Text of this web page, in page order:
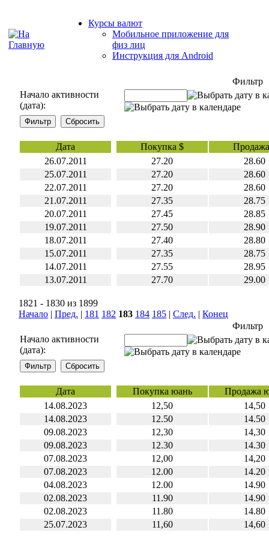
Курсы валют
Мобильное приложение для
физ лиц
Инструкция для Android
Фильтр
Начало активности
(дата):
Дата Покупка $
26.07.2011
27.20
28.60
25.07.2011
27.20
28.60
22.07.2011
27.20
28.60
21.07.2011
27.35
28.75
20.07.2011
27.45
28.85
19.07.2011
27.50
28.90
18.07.2011
27.40
28.80
15.07.2011
27.35
28.75
14.07.2011
27.55
28.95
13.07.2011
27.70 29.00
1821 - 1830 из 1899
Начало | Пред. | 181 182 183 184 185 | След. | Конец
Фильтр
Начало активности
(дата):
Дата Покупка юань
Продажа
14.08.2023
12,50
14,50
14.08.2023
12.50
14.50
09.08.2023
12,30
14,30
09.08.2023
12.30
14.30
07.08.2023
12,00
14,20
07.08.2023
12.00
14.20
04.08.2023
12.00
14.90
02.08.2023
11.90
14.90
02.08.2023
11.80
14.80
25.07.2023
11,60 14,60